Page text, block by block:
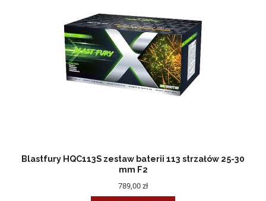
Blastfury HQC113S zestaw baterii 113 strzałów 25-30
mm F2
789,00 zł